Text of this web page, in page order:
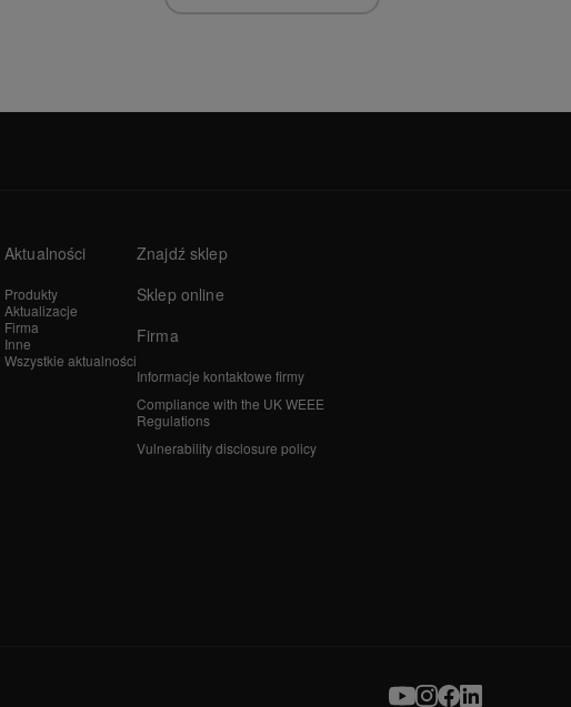
Aktualności
Produkty
Aktualizacje
Firma
Inne
Wszystkie aktualności
Znajdź sklep
Sklep online
Firma
Informacje kontaktowe firmy
Compliance with the UK WEEE
Regulations
Vulnerability disclosure policy